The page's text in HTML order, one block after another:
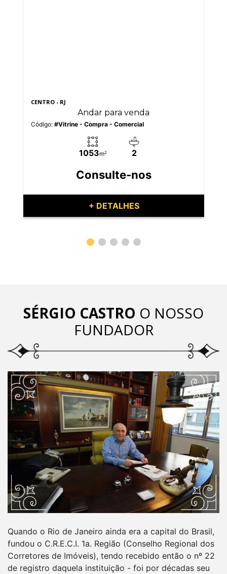
CENTRO - RJ
Andar para venda
Código: #Vitrine - Compra - Comercial
1053m2 2
Consulte-nos
+ DETALHES
SÉRGIO CASTRO O NOSSO
FUNDADOR
Quando o Rio de Janeiro ainda era a capital do Brasil,
fundou o C.R.E.C.I. 1a. Região (Conselho Regional dos
Corretores de Imóveis), tendo recebido então o nº 22
de registro daquela instituição - foi por décadas seu